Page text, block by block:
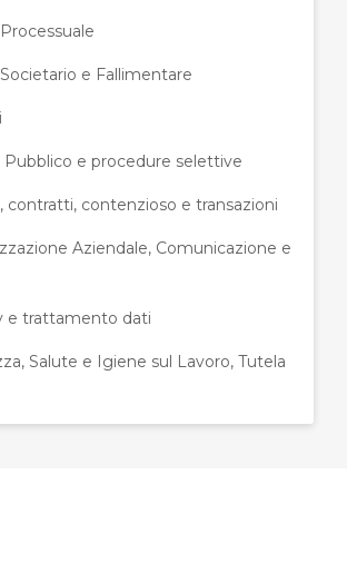
e Fallimentare
Pubblico e procedure selettive
contratti, contenzioso e transazioni
Aziendale, Comunicazione e
e trattamento dati
Salute e Igiene sul Lavoro, Tutela